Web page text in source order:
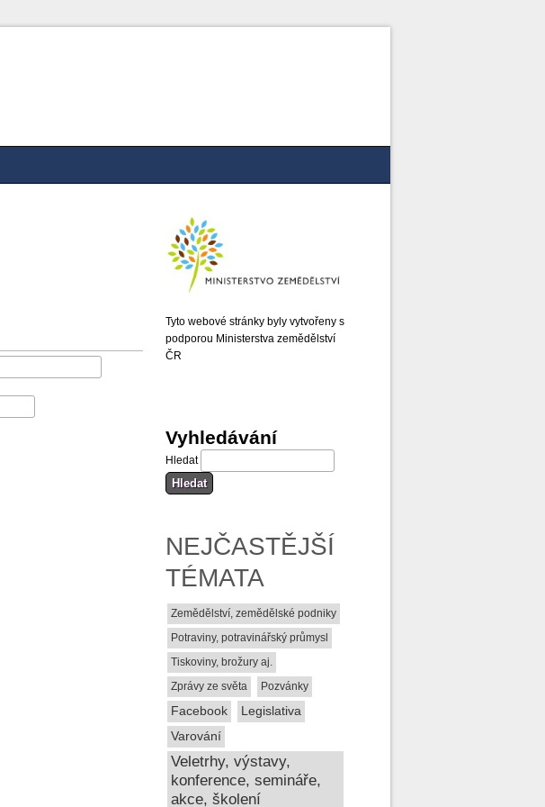
Tyto webové stránky byly vytvořeny s
podporou Ministerstva zemědělství
ČR
Vyhledávání
Hledat
NEJČASTĚJŠÍ
TÉMATA
Zemědělství, zemědělské podniky
Potraviny, potravinářský průmysl
Tiskoviny, brožury aj.
Zprávy ze světa
Pozvánky
Facebook
Legislativa
Varování
Veletrhy, výstavy,
konference, semináře,
akce, školení